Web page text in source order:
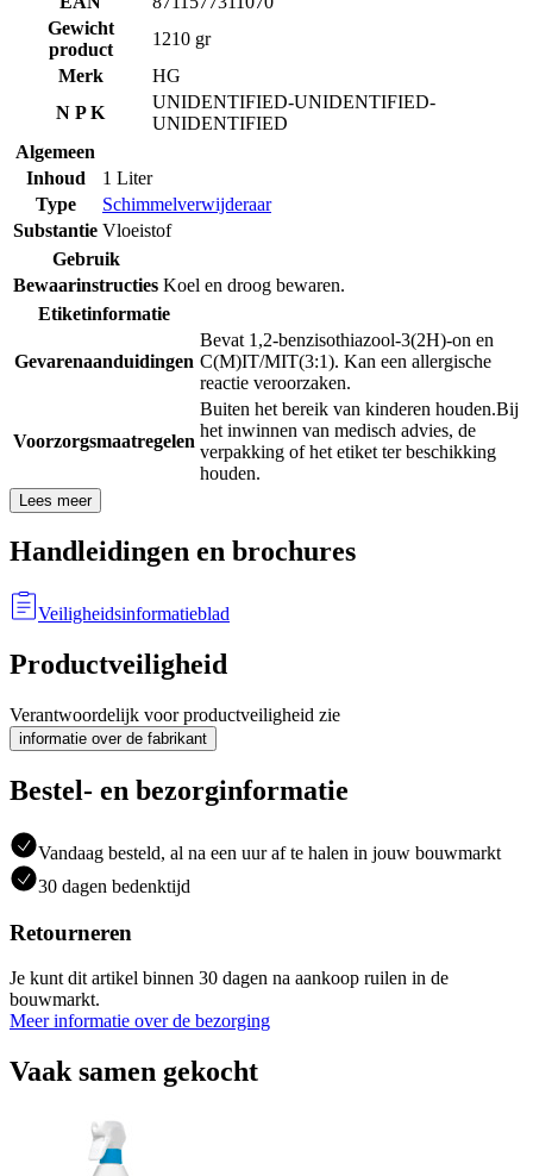
Gewicht
product
1210 gr
Merk
HG
N P K
UNIDENTIFIED-UNIDENTIFIED-
UNIDENTIFIED
Algemeen
Inhoud
1 Liter
Type
Schimmelverwijderaar
Substantie Vloeistof
Gebruik
Bewaarinstructies Koel en droog bewaren.
Etiketinformatie
Gevarenaanduidingen
Bevat 1,2-benzisothiazool-3(2H)-on en
C(M)IT/MIT(3:1). Kan een allergische
reactie veroorzaken.
Voorzorgsmaatregelen
Buiten het bereik van kinderen houden.Bij
het inwinnen van medisch advies, de
verpakking of het etiket ter beschikking
houden.
Lees meer
Handleidingen en brochures
Veiligheidsinformatieblad
Productveiligheid
Verantwoordelijk voor productveiligheid zie
informatie over de fabrikant
Bestel- en bezorginformatie
Vandaag besteld, al na een uur af te halen in jouw bouwmarkt
30 dagen bedenktijd
Retourneren
Je kunt dit artikel binnen 30 dagen na aankoop ruilen in de
bouwmarkt.
Meer informatie over de bezorging
Vaak samen gekocht